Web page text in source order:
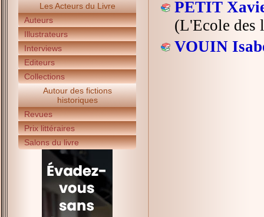
Les Acteurs du Livre
Auteurs
Illustrateurs
Interviews
Editeurs
Collections
Autour des fictions
historiques
Revues
Prix littéraires
Salons du livre
PETIT
(L'Ecole des
VOUIN